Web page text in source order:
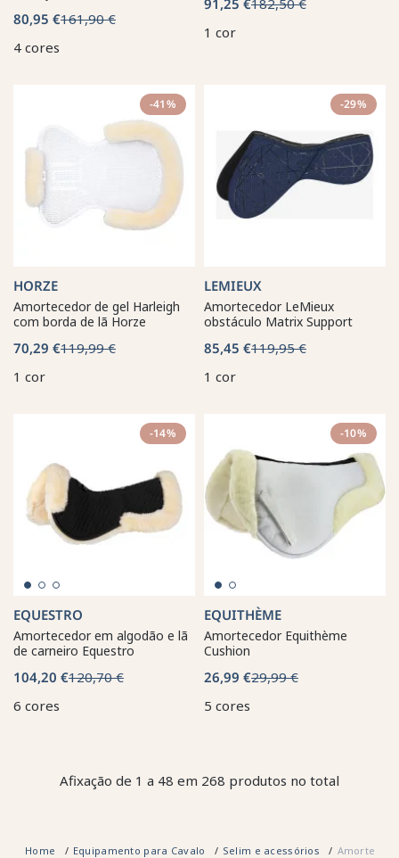
80,95 €161,90 €
4 cores
1 cor
-41%
HORZE
Amortecedor de gel Harleigh
com borda de lã Horze
70,29 €119,99 €
1 cor
-29%
LEMIEUX
Amortecedor LeMieux
obstáculo Matrix Support
85,45 €119,95 €
1 cor
-14%
EQUESTRO
Amortecedor em algodão e lã
de carneiro Equestro
104,20 €120,70 €
6 cores
-10%
EQUITHÈME
Amortecedor Equithème
Cushion
26,99 €29,99 €
5 cores
Afixação de 1 a 48 em 268 produtos no total
Home Equipamento para Cavalo Selim e acessórios